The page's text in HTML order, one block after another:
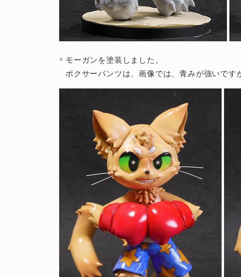
モーガンを塗装しました。
ボクサーパンツは、画像では、青みが強いです